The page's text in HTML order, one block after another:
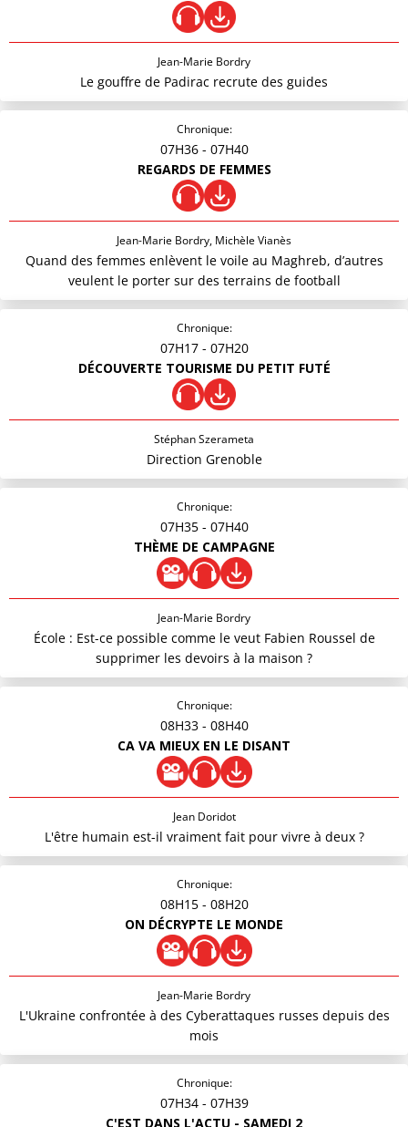
Jean-Marie Bordry
Le gouffre de Padirac recrute des guides
Chronique:
07H36 - 07H40
REGARDS DE FEMMES
Jean-Marie Bordry, Michèle Vianès
Quand des femmes enlèvent le voile au Maghreb, d’autres
veulent le porter sur des terrains de football
Chronique:
07H17 - 07H20
DÉCOUVERTE TOURISME DU PETIT FUTÉ
Stéphan Szerameta
Direction Grenoble
Chronique:
07H35 - 07H40
THÈME DE CAMPAGNE
Jean-Marie Bordry
École : Est-ce possible comme le veut Fabien Roussel de
supprimer les devoirs à la maison ?
Chronique:
08H33 - 08H40
CA VA MIEUX EN LE DISANT
Jean Doridot
L'être humain est-il vraiment fait pour vivre à deux ?
Chronique:
08H15 - 08H20
ON DÉCRYPTE LE MONDE
Jean-Marie Bordry
L'Ukraine confrontée à des Cyberattaques russes depuis des
mois
Chronique:
07H34 - 07H39
C'EST DANS L'ACTU - SAMEDI 2